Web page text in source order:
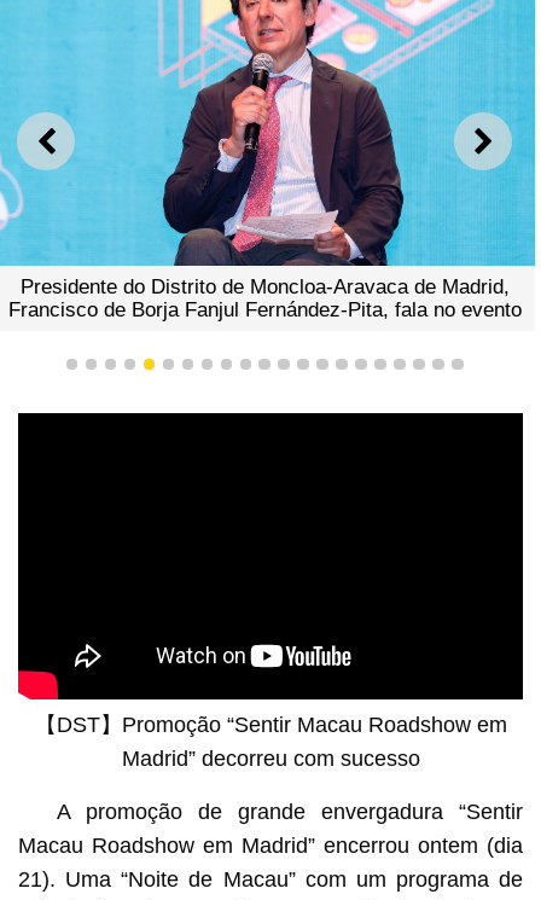
ANTERIOR
Presidente do Distrito de Moncloa-Aravaca de Madrid,
Francisco de Borja Fanjul Fernández-Pita, fala no evento
1 2 3 4 5 6 7 8 9 101112131415161718192021
【DST】Promoção “Sentir Macau Roadshow em
Madrid” decorreu com sucesso
A promoção de grande envergadura “Sentir
Macau Roadshow em Madrid” encerrou ontem (dia
21). Uma “Noite de Macau” com um programa de